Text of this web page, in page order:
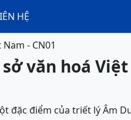
HỆ
- CN01
văn hoá
đặc điểm của triết lý Âm